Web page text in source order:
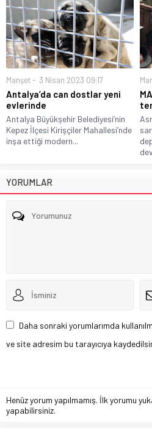
Manşet 3 Nisan 2023 09:17
Antalya’da can dostlar yeni
evlerinde
Antalya Büyükşehir Belediyesi’nin
Kepez İlçesi Kirişçiler Mahallesi’nde
inşa ettiği modern...
YORUMLAR
Daha sonraki yorumlarımda
ve site adresim bu tarayıcıya
Henüz yorum yapılmamış. İlk yorumu
yapabilirsiniz.